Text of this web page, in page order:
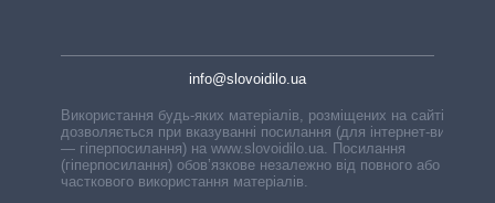
info@slovoidilo.ua
Використання будь-яких матеріалів, розміщених на сайті,
дозволяється при вказуванні посилання (для інтернет-видань
— гіперпосилання) на www.slovoidilo.ua. Посилання
(гіперпосилання) обов’язкове незалежно від повного або
часткового використання матеріалів.